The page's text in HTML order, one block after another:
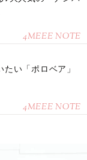
4MEEE NOTE
い「ポロベア」
4MEEE NOTE